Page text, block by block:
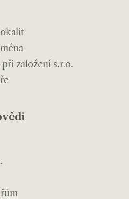
založení s.r.o.